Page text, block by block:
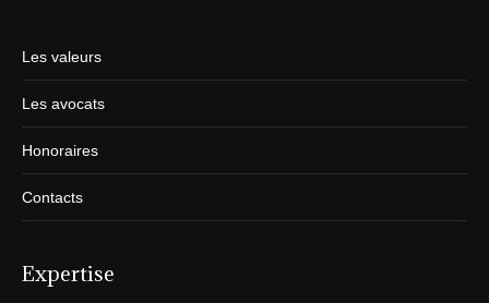
Les valeurs
Les avocats
Honoraires
Contacts
Expertise